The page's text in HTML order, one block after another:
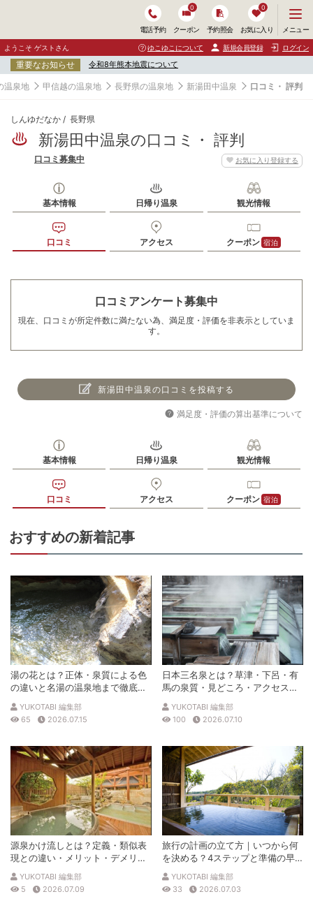
電話予約 クーポン
0
予約照会 お気に入り
0
ニ
ュ
ー
開
く
メニュー
ようこそ ゲストさん ゆこゆこについて 新規会員登録 ログイン
重要なお知らせ 令和8年熊本地震について
温泉地 甲信越の温泉地 長野県の温泉地 新湯田中温泉 口コミ・ 評判
しんゆだなか 長野県
新湯田中温泉の口コミ・ 評判
お気に入り登録する
口コミ募集中
基本情報 日帰り温泉 観光情報
口コミ アクセス クーポン 宿泊
口コミアンケート募集中
現在、口コミが所定件数に満たない為、満足度・評価を非表示としていま
す。
新湯田中温泉の口コミを投稿する
満足度・評価の算出基準について
基本情報 日帰り温泉 観光情報
口コミ アクセス クーポン 宿泊
おすすめの新着記事
湯の花とは？正体・泉質による色
の違いと名湯の温泉地まで徹底解
説
YUKOTABI 編集部
65
2026.07.15
日本三名泉とは？草津・下呂・有
馬の泉質・見どころ・アクセスを
徹底解説
YUKOTABI 編集部
100
2026.07.10
源泉かけ流しとは？定義・類似表
現との違い・メリット・デメリッ
トを解説
YUKOTABI 編集部
5
2026.07.09
旅行の計画の立て方｜いつから何
を決める？4ステップと準備の早
見表
YUKOTABI 編集部
33
2026.07.03